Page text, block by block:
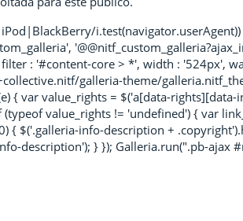
: '#content-core > *', width : '524px',
galleria-theme/
{ var value_rights = $('a[data-
value_rights != 'undefined') { var
{ $('.galleria-info-description +
description'); } }); Galleria.run(".pb-ajax